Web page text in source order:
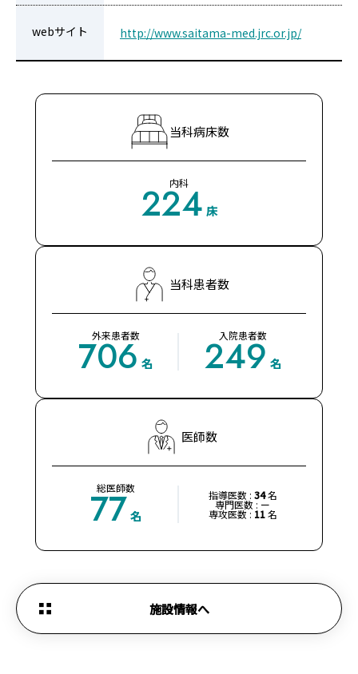
webサイト http://www.saitama-med.jrc.or.jp/
当科病床数
内科
224 床
当科患者数
外来患者数
706 名
入院患者数
249 名
医師数
総医師数
77 名
指導医数 : 34名
専門医数 : ー
専攻医数 :11名
施設情報へ